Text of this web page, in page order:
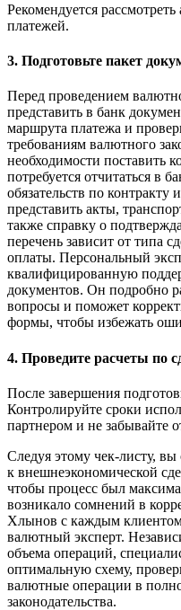
Рекомендуется
платежей.
3. Подготовьте пакет
Перед проведением
представить в банк
маршрута платежа и
требованиям валютного
необходимости поставить
потребуется отчитаться в
обязательств по
представить акты,
также справку о
перечень зависит от типа
оплаты. Персональный
квалифицированную
документов. Он подробно
вопросы и поможет
формы, чтобы избежать
4. Проведите расчеты по
После завершения
Контролируйте сроки
партнером и не забывайте
Следуя этому чек-листу,
к внешнеэкономической
чтобы процесс был
возникало сомнений в
Хлынов с каждым клиентом
валютный эксперт.
объема операций,
оптимальную схему,
валютные операции в
законодательства.